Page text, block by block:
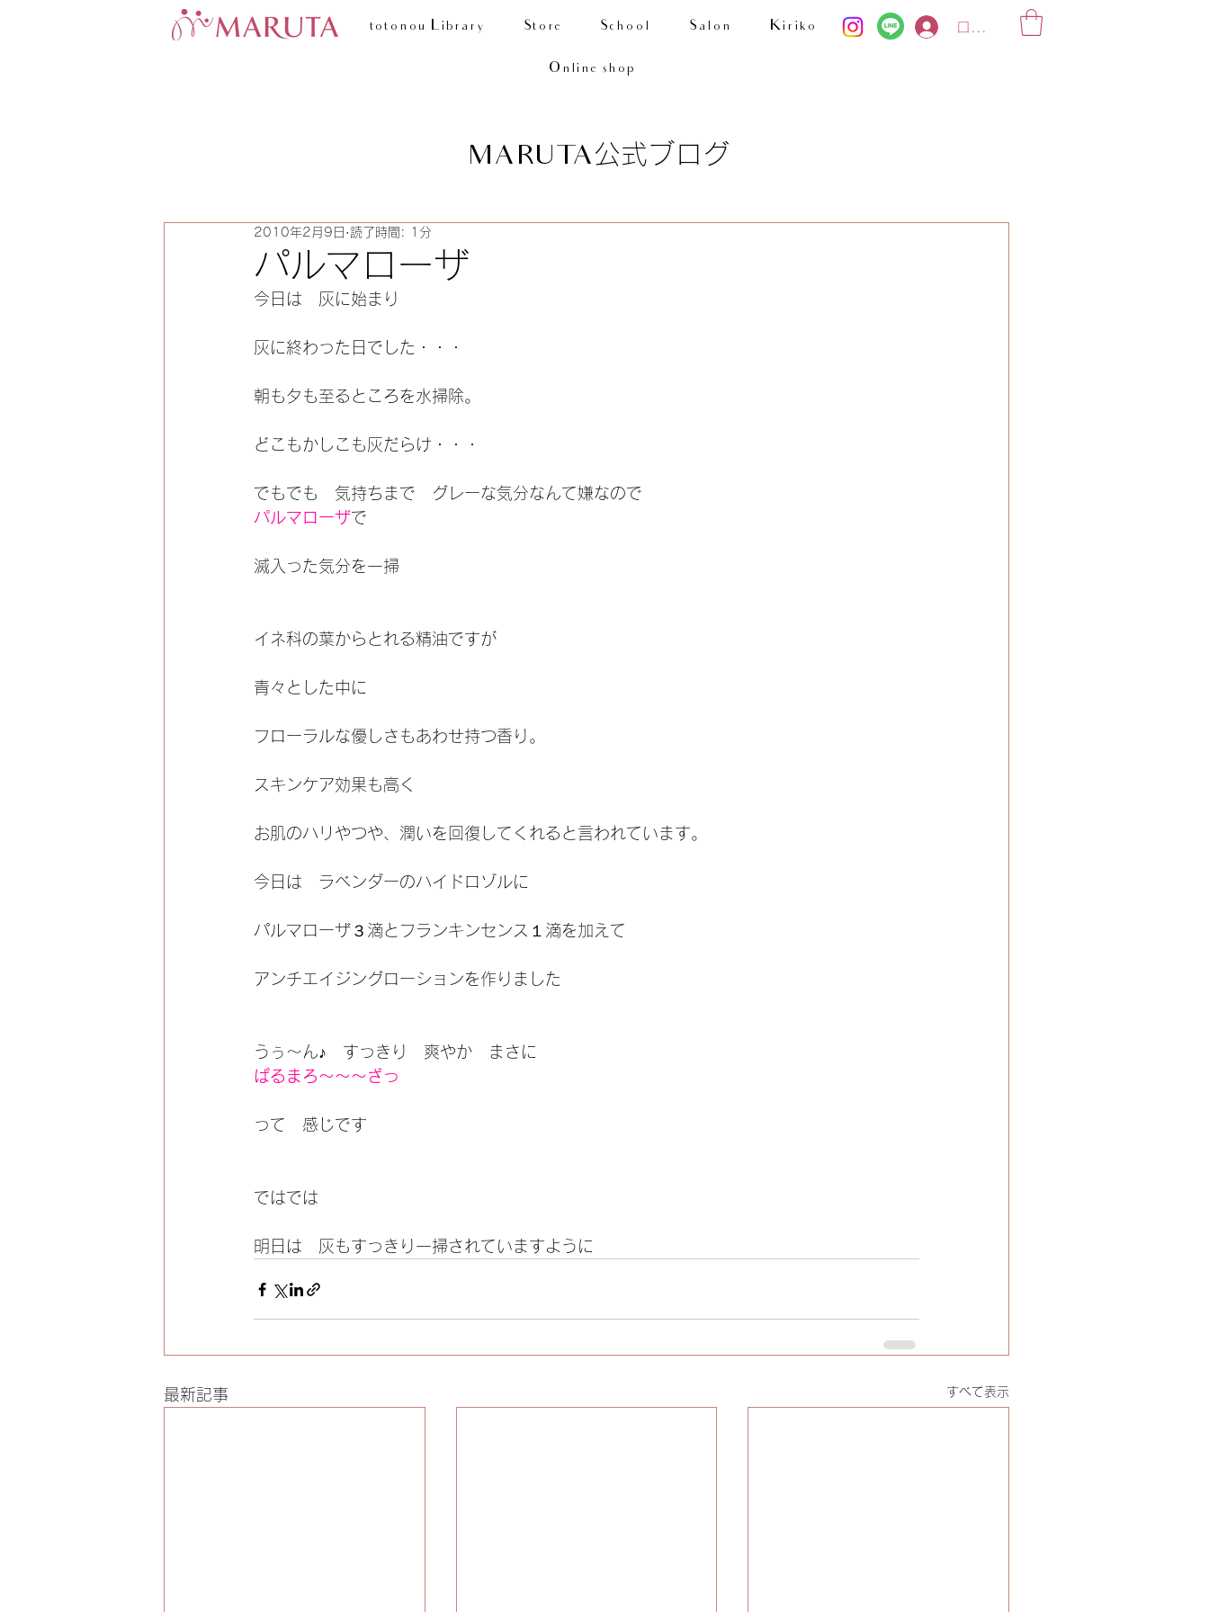
totonou Library Store School Salon Kiriko
Online shop
ログイン
MARUTA公式ブログ
パルマローザ
2010年2月9日 読了時間: 1分
今日は　灰に始まり
灰に終わった日でした・・・
朝も夕も至るところを水掃除。
どこもかしこも灰だらけ・・・
でもでも　気持ちまで　グレーな気分なんて嫌なので
パルマローザで
滅入った気分を一掃
イネ科の葉からとれる精油ですが
青々とした中に
フローラルな優しさもあわせ持つ香り。
スキンケア効果も高く
お肌のハリやつや、潤いを回復してくれると言われています。
今日は　ラベンダーのハイドロゾルに
パルマローザ３滴とフランキンセンス１滴を加えて
アンチエイジングローションを作りました
うぅ～ん♪　すっきり　爽やか　まさに
ぱるまろ～～～ざっ
って　感じです
ではでは
明日は　灰もすっきり一掃されていますように
最新記事 すべて表示